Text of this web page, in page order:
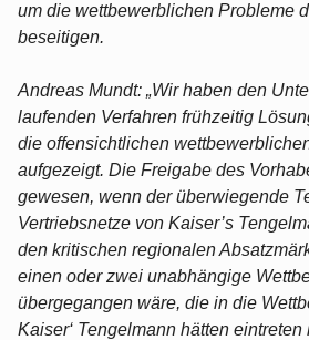
um die wettbewerblichen Probleme
beseitigen.
Andreas Mundt: „Wir haben den
laufenden Verfahren frühzeitig
die offensichtlichen
aufgezeigt. Die Freigabe des
gewesen, wenn der überwiegende
Vertriebsnetze von Kaiser’s
den kritischen regionalen
einen oder zwei unabhängige
übergegangen wäre, die in die
Kaiser‘ Tengelmann hätten